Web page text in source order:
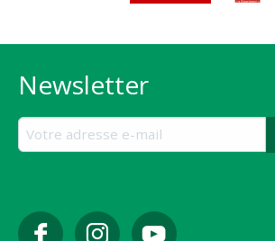
Newsletter